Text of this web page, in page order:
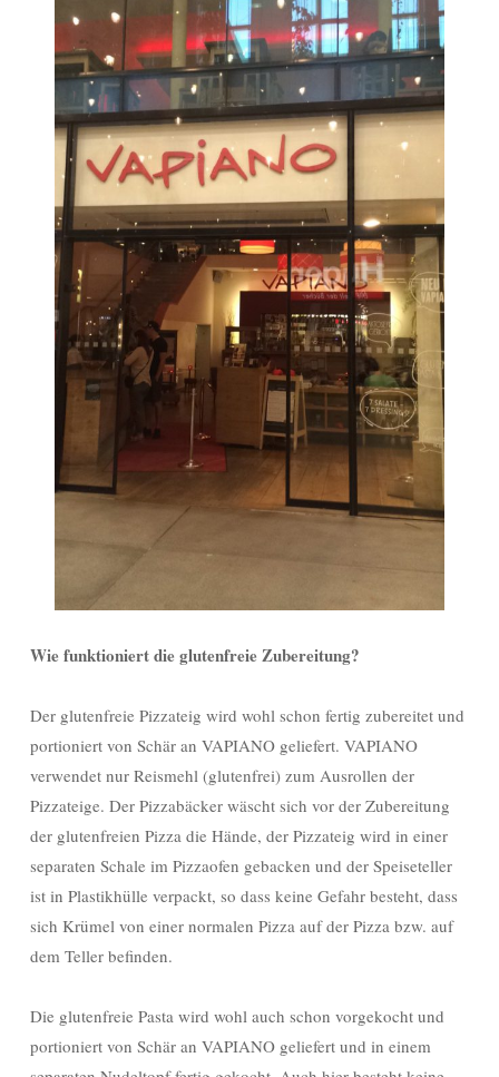
Wie funktioniert die glutenfreie Zubereitung?
Der glutenfreie Pizzateig wird wohl schon fertig zubereitet und
portioniert von Schär an VAPIANO geliefert. VAPIANO
verwendet nur Reismehl (glutenfrei) zum Ausrollen der
Pizzateige. Der Pizzabäcker wäscht sich vor der Zubereitung
der glutenfreien Pizza die Hände, der Pizzateig wird in einer
separaten Schale im Pizzaofen gebacken und der Speiseteller
ist in Plastikhülle verpackt, so dass keine Gefahr besteht, dass
sich Krümel von einer normalen Pizza auf der Pizza bzw. auf
dem Teller befinden.
Die glutenfreie Pasta wird wohl auch schon vorgekocht und
portioniert von Schär an VAPIANO geliefert und in einem